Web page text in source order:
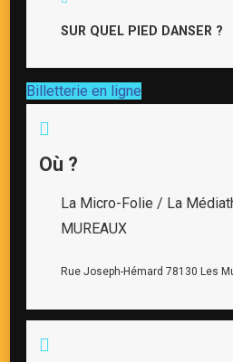
SUR QUEL PIED DANSER ?
Billetterie en ligne
Où ?
La Micro-Folie / La
MUREAUX
Rue Joseph-Hémard 78130 Les